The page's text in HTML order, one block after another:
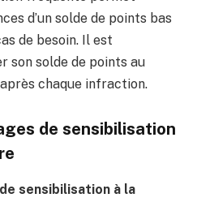
d’un solde de points bas
de besoin. Il est
son solde de points au
chaque infraction.
de sensibilisation
sensibilisation à la